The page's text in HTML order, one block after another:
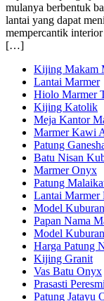
mulanya berbentuk
lantai yang dapat
mempercantik
[…]
Kijing Makam
Lantai Marmer
Hiolo Marmer
Kijing Katolik
Meja Kantor
Marmer Kawi
Patung
Batu Nisan
Marmer Onyx
Patung
Lantai Marmer
Model
Papan Nama
Model
Harga Patung
Kijing Granit
Vas Batu Onyx
Prasasti
Patung Jatayu